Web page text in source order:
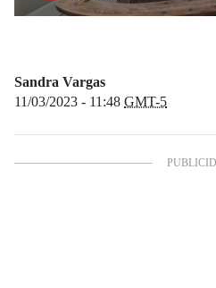
Sandra Vargas
11/03/2023 - 11:48 GMT-5